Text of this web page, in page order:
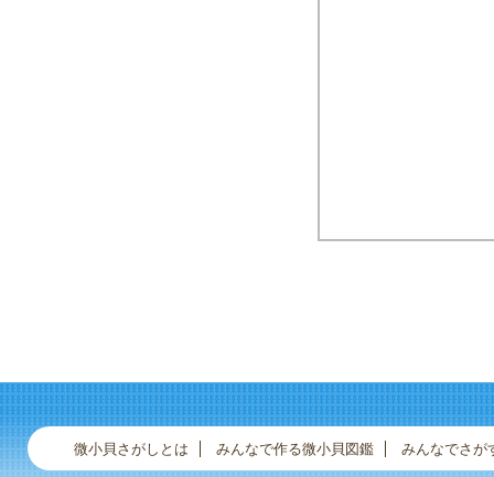
微小貝さがしとは みんなで作る微小貝図鑑 みんなでさが